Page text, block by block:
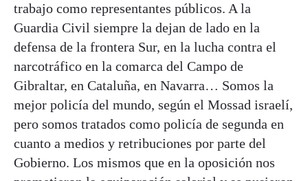
trabajo como representantes públicos. A la
Guardia Civil siempre la dejan de lado en la
defensa de la frontera Sur, en la lucha contra el
narcotráfico en la comarca del Campo de
Gibraltar, en Cataluña, en Navarra… Somos la
mejor policía del mundo, según el Mossad israelí,
pero somos tratados como policía de segunda en
cuanto a medios y retribuciones por parte del
Gobierno. Los mismos que en la oposición nos